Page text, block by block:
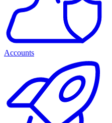
Accounts